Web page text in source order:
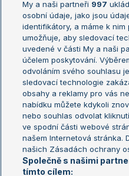
Žebříček ATP (muži)
Žebříček WTA (ženy)
Sázkařský žebříček
Aktualní trendy
Fotbalové přestupy
Livesport Daily
LS Prague Open
My a naši partneři 997
osobní údaje, jako jsou
identifikátory, a máme k nim
umožňuje, aby sledovací
uvedené v části My a naši
účelem poskytování.
odvoláním svého souhlasu
sledovací technologie
obsahy a reklamy pro vás
nabídku můžete kdykoli
nebo souhlas odvolat
ve spodní části webové
našem Internetová stránka.
našich Zásadách ochrany
Společně s našimi
tímto cílem: